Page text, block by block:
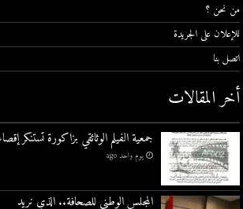
من نحن ؟
للإعلان على الجريدة
اتصل بنا
أخر المقالات
جمعية الفيلم الوثائقي بزاكورة تستنكر
يوم واحد ago
المجلس الوطني للصحافة.. الذي نريد